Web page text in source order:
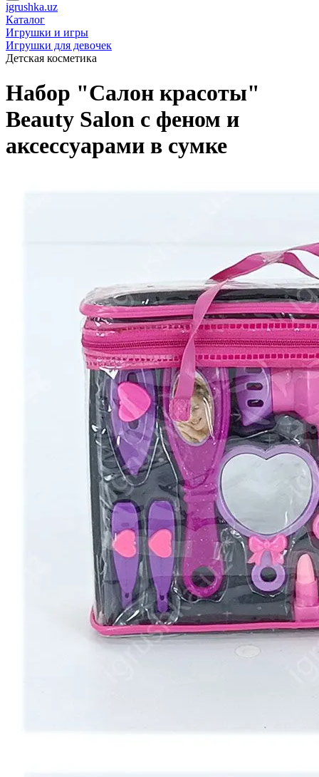
igrushka.uz
Каталог
Игрушки и игры
Игрушки для девочек
Детская косметика
Набор "Салон красоты"
Beauty Salon с феном и
аксессуарами в сумке